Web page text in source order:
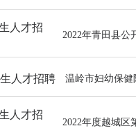
人才招
2022年青田县公
人才招聘 温岭市妇幼保
人才招
2022年度越城区